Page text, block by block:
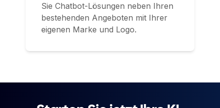
Sie Chatbot-Lösungen neben Ihren
bestehenden Angeboten mit Ihrer
eigenen Marke und Logo.